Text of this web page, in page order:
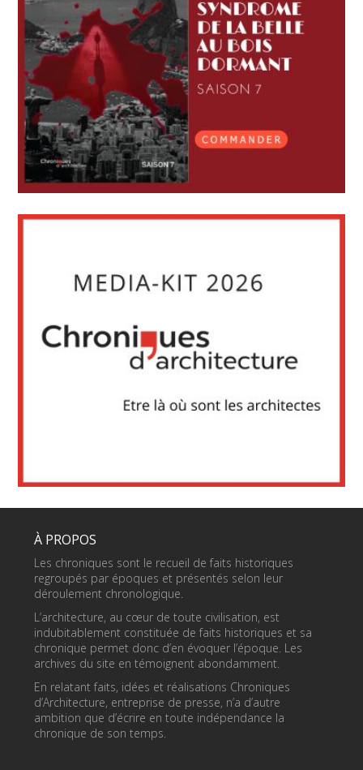
À PROPOS
Les chroniques sont le recueil de faits historiques
regroupés par époques et présentés selon leur
déroulement chronologique.
L’architecture, au cœur de toute civilisation, est
indubitablement constituée de faits historiques et sa
chronique permet donc d’en évoquer l’époque. Les
archives du site en témoignent abondamment.
En relatant faits, idées et réalisations Chroniques
d’Architecture, entreprise de presse, n’a d’autre
ambition que d’écrire en toute indépendance la
chronique de son temps.